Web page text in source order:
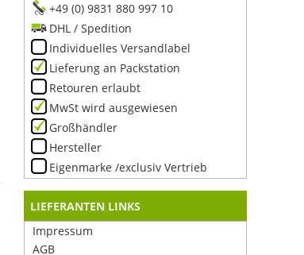
+49 (0) 9831 880 997 10
DHL / Spedition
Individuelles Versandlabel
Lieferung an Packstation
Retouren erlaubt
MwSt wird ausgewiesen
Großhändler
Hersteller
Eigenmarke /exclusiv Vertrieb
LIEFERANTEN LINKS
Impressum
AGB